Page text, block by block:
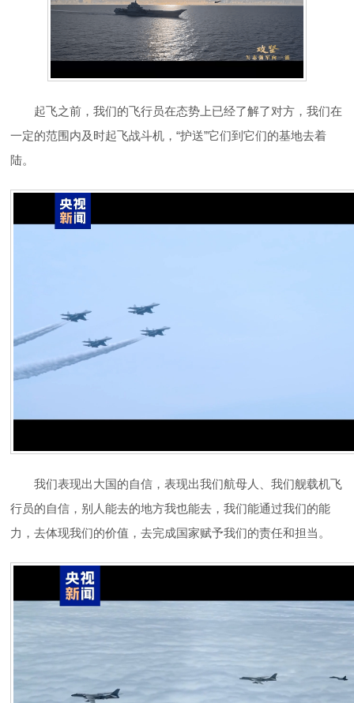
起飞之前，我们的飞行员在态势上已经了解了对方，我们在
一定的范围内及时起飞战斗机，“护送”它们到它们的基地去着
陆。
我们表现出大国的自信，表现出我们航母人、我们舰载机飞
行员的自信，别人能去的地方我也能去，我们能通过我们的能
力，去体现我们的价值，去完成国家赋予我们的责任和担当。